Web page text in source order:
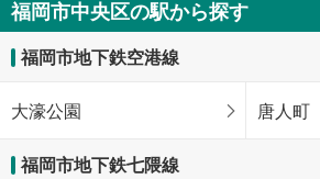
福岡市中央区の駅から探す
福岡市地下鉄空港線
大濠公園 唐人町
福岡市地下鉄七隈線